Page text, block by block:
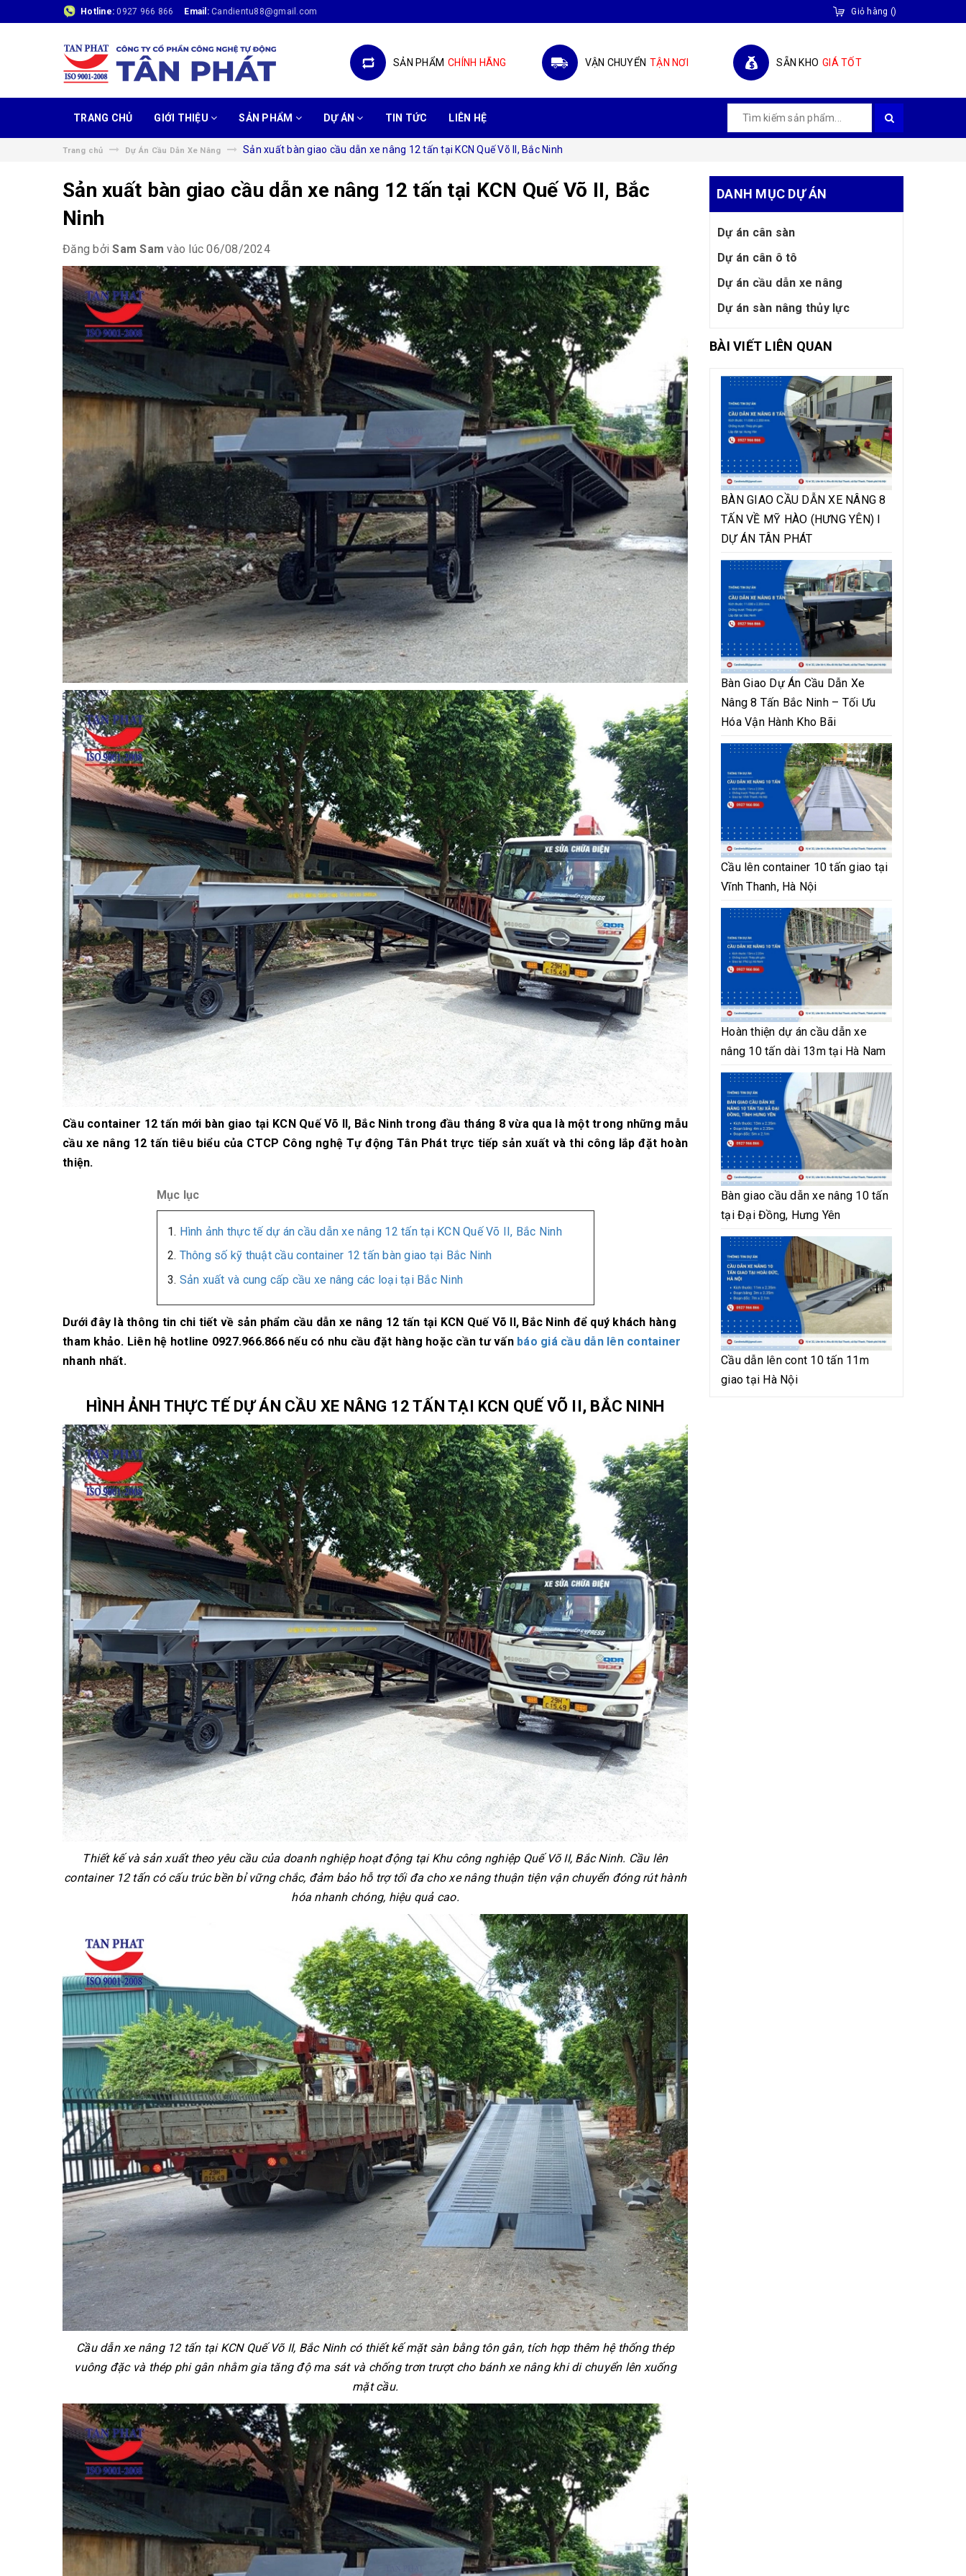
Hotline:0927 966 866 Email: Candientu88@gmail.com Giỏ hàng ()
SẢN PHẨM CHÍNH HÃNG VẬN CHUYỂN TẬN NƠI SẴN KHO GIÁ TỐT
TRANG CHỦ GIỚI THIỆU SẢN PHẨM DỰ ÁN TIN TỨC LIÊN HỆ
Trang chủ Dự Án Cầu Dẫn Xe Nâng Sản xuất bàn giao cầu dẫn xe nâng 12 tấn tại KCN Quế Võ II, Bắc Ninh
Sản xuất bàn giao cầu dẫn xe nâng 12 tấn tại KCN Quế Võ II, Bắc
Ninh
Đăng bởiSam Sam vào lúc 06/08/2024
Cầu container 12 tấn mới bàn giao tại KCN Quế Võ II, Bắc Ninh trong đầu tháng 8 vừa qua là một trong những mẫu
cầu xe nâng 12 tấn tiêu biểu của CTCP Công nghệ Tự động Tân Phát trực tiếp sản xuất và thi công lắp đặt hoàn
thiện.
Mục lục
Hình ảnh thực tế dự án cầu dẫn xe nâng 12 tấn tại KCN Quế Võ II, Bắc Ninh
Thông số kỹ thuật cầu container 12 tấn bàn giao tại Bắc Ninh
Sản xuất và cung cấp cầu xe nâng các loại tại Bắc Ninh
Dưới đây là thông tin chi tiết về sản phẩm cầu dẫn xe nâng 12 tấn tại KCN Quế Võ II, Bắc Ninh để quý khách hàng
tham khảo. Liên hệ hotline 0927.966.866 nếu có nhu cầu đặt hàng hoặc cần tư vấnbáo giá cầu dẫn lên container
nhanh nhất.
HÌNH ẢNH THỰC TẾ DỰ ÁN CẦU XE NÂNG 12 TẤN TẠI KCN QUẾ VÕ II, BẮC NINH
Thiết kế và sản xuất theo yêu cầu của doanh nghiệp hoạt động tại Khu công nghiệp Quế Võ II, Bắc Ninh. Cầu lên
container 12 tấn có cấu trúc bền bỉ vững chắc, đảm bảo hỗ trợ tối đa cho xe nâng thuận tiện vận chuyển đóng rút hành
hóa nhanh chóng, hiệu quả cao.
Cầu dẫn xe nâng 12 tấn tại KCN Quế Võ II, Bắc Ninh có thiết kế mặt sàn bằng tôn gân, tích hợp thêm hệ thống thép
vuông đặc và thép phi gân nhằm gia tăng độ ma sát và chống trơn trượt cho bánh xe nâng khi di chuyển lên xuống
mặt cầu.
DANH MỤC DỰ ÁN
Dự án cân sàn
Dự án cân ô tô
Dự án cầu dẫn xe nâng
Dự án sàn nâng thủy lực
BÀI VIẾT LIÊN QUAN
BÀN GIAO CẦU DẪN XE NÂNG 8
TẤN VỀ MỸ HÀO (HƯNG YÊN) I
DỰ ÁN TÂN PHÁT
Bàn Giao Dự Án Cầu Dẫn Xe
Nâng 8 Tấn Bắc Ninh – Tối Ưu
Hóa Vận Hành Kho Bãi
Cầu lên container 10 tấn giao tại
Vĩnh Thanh, Hà Nội
Hoàn thiện dự án cầu dẫn xe
nâng 10 tấn dài 13m tại Hà Nam
Bàn giao cầu dẫn xe nâng 10 tấn
tại Đại Đồng, Hưng Yên
Cầu dẫn lên cont 10 tấn 11m
giao tại Hà Nội